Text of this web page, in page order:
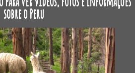
sobre o Peru